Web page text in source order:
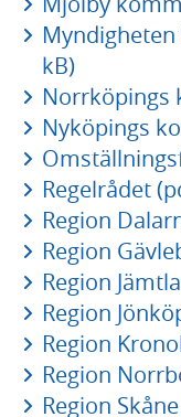
kB)
Norrköpings
Nyköpings
Regelrådet
Region
Region
Region
Region
Region
Region
Region